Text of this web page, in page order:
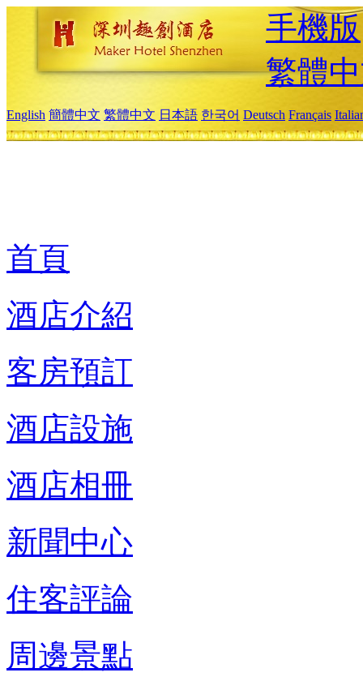
手機版
繁體
English 簡體中文 繁體中文 日本語 한국어 Deutsch Français
首頁
酒店介紹
客房預訂
酒店設施
酒店相冊
新聞中心
住客評論
周邊景點